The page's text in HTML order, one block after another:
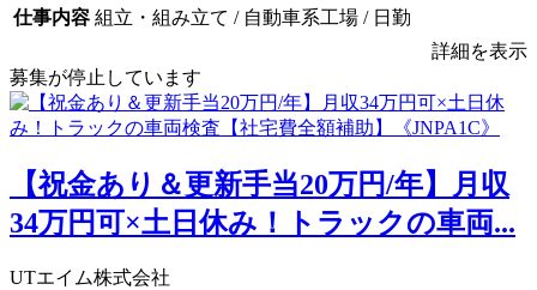
仕事内容 組立・組み立て / 自動車系工場 / 日勤
詳細を表示
募集が停止しています
【祝金あり＆更新手当20万円/年】月収
34万円可×土日休み！トラックの車両...
UTエイム株式会社